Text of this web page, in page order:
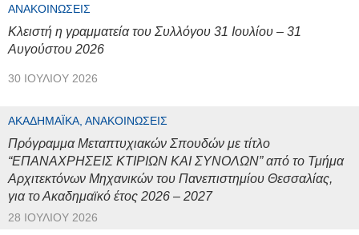
ΑΝΑΚΟΙΝΏΣΕΙΣ
Κλειστή η γραμματεία του Συλλόγου 31 Ιουλίου – 31
Αυγούστου 2026
30 ΙΟΥΛΊΟΥ 2026
ΑΚΑΔΗΜΑΪΚΆ, ΑΝΑΚΟΙΝΏΣΕΙΣ
Πρόγραμμα Μεταπτυχιακών Σπουδών με τίτλο
“ΕΠΑΝΑΧΡΗΣΕΙΣ ΚΤΙΡΙΩΝ ΚΑΙ ΣΥΝΟΛΩΝ” από το Τμήμα
Αρχιτεκτόνων Μηχανικών του Πανεπιστημίου Θεσσαλίας,
για το Ακαδημαϊκό έτος 2026 – 2027
28 ΙΟΥΛΊΟΥ 2026